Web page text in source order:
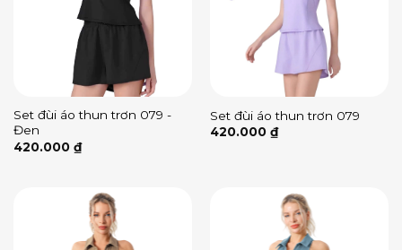
Set đùi áo thun trơn 079 -
Đen
420.000 ₫
Set đùi áo thun trơn 079
420.000 ₫